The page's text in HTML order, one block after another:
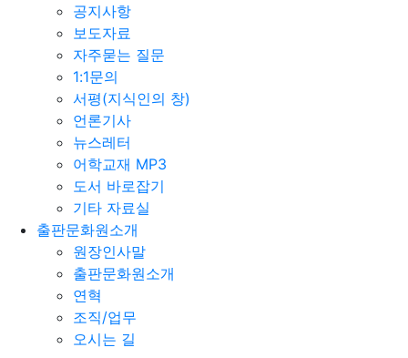
공지사항
보도자료
자주묻는 질문
1:1문의
서평(지식인의 창)
언론기사
뉴스레터
어학교재 MP3
도서 바로잡기
기타 자료실
출판문화원소개
원장인사말
출판문화원소개
연혁
조직/업무
오시는 길